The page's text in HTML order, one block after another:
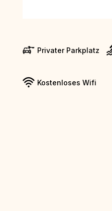
Privater Parkplatz
Kostenloses Wifi